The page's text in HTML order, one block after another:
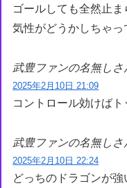
ゴールしても全然止ま
気性がどうかしちゃ
武豊ファンの名無しさ
2025年2月10日 21:09
コントロール効けばト
武豊ファンの名無しさ
2025年2月10日 22:24
どっちのドラゴンが強